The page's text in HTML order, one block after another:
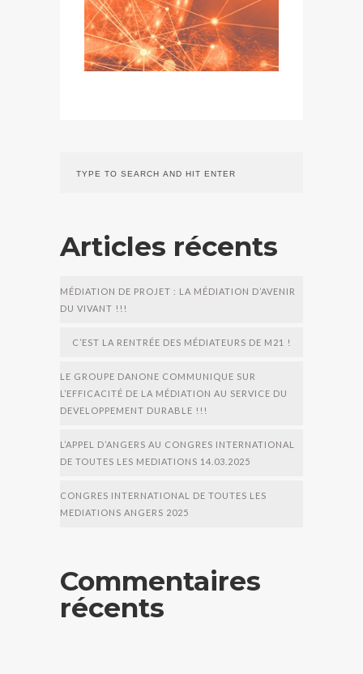
Articles récents
MÉDIATION DE PROJET : LA MÉDIATION D’AVENIR
DU VIVANT !!!
C’EST LA RENTRÉE DES MÉDIATEURS DE M21 !
LE GROUPE DANONE COMMUNIQUE SUR
L’EFFICACITÉ DE LA MÉDIATION AU SERVICE DU
DEVELOPPEMENT DURABLE !!!
L’APPEL D’ANGERS AU CONGRES INTERNATIONAL
DE TOUTES LES MEDIATIONS 14.03.2025
CONGRES INTERNATIONAL DE TOUTES LES
MEDIATIONS ANGERS 2025
Commentaires
récents